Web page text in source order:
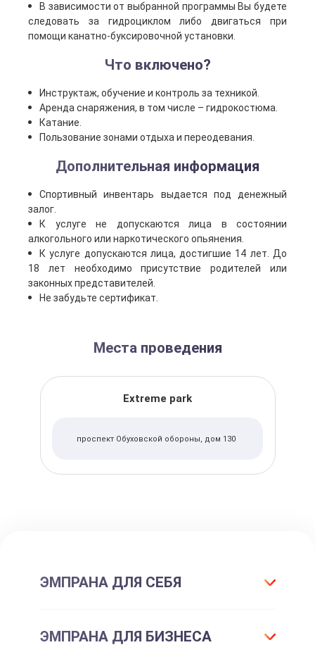
В зависимости от выбранной программы Вы будете
следовать за гидроциклом либо двигаться при
помощи канатно-буксировочной установки.
Что включено?
Инструктаж, обучение и контроль за техникой.
Аренда снаряжения, в том числе – гидрокостюма.
Катание.
Пользование зонами отдыха и переодевания.
Дополнительная информация
Спортивный инвентарь выдается под денежный
залог.
К услуге не допускаются лица в состоянии
алкогольного или наркотического опьянения.
К услуге допускаются лица, достигшие 14 лет. До
18 лет необходимо присутствие родителей или
законных представителей.
Не забудьте сертификат.
Места проведения
Extreme park
проспект Обуховской обороны, дом 130
ЭМПРАНА ДЛЯ СЕБЯ
Все впечатления
ЭМПРАНА ДЛЯ БИЗНЕСА